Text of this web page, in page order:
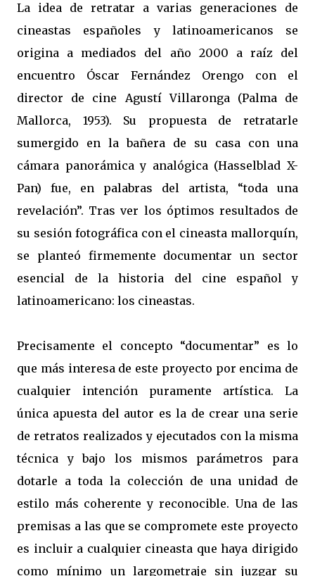
La idea de retratar a varias generaciones de
cineastas españoles y latinoamericanos se
origina a mediados del año 2000 a raíz del
encuentro Óscar Fernández Orengo con el
director de cine Agustí Villaronga (Palma de
Mallorca, 1953). Su propuesta de retratarle
sumergido en la bañera de su casa con una
cámara panorámica y analógica (Hasselblad X-
Pan) fue, en palabras del artista, “toda una
revelación”. Tras ver los óptimos resultados de
su sesión fotográfica con el cineasta mallorquín,
se planteó firmemente documentar un sector
esencial de la historia del cine español y
latinoamericano: los cineastas.
Precisamente el concepto “documentar” es lo
que más interesa de este proyecto por encima de
cualquier intención puramente artística. La
única apuesta del autor es la de crear una serie
de retratos realizados y ejecutados con la misma
técnica y bajo los mismos parámetros para
dotarle a toda la colección de una unidad de
estilo más coherente y reconocible. Una de las
premisas a las que se compromete este proyecto
es incluir a cualquier cineasta que haya dirigido
como mínimo un largometraje sin juzgar su